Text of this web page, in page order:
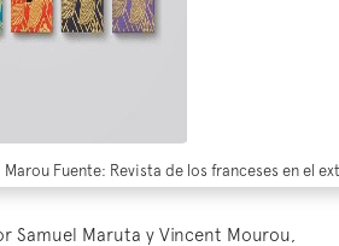
Fuente: Revista de los franceses en el
Samuel Maruta y Vincent Mourou,